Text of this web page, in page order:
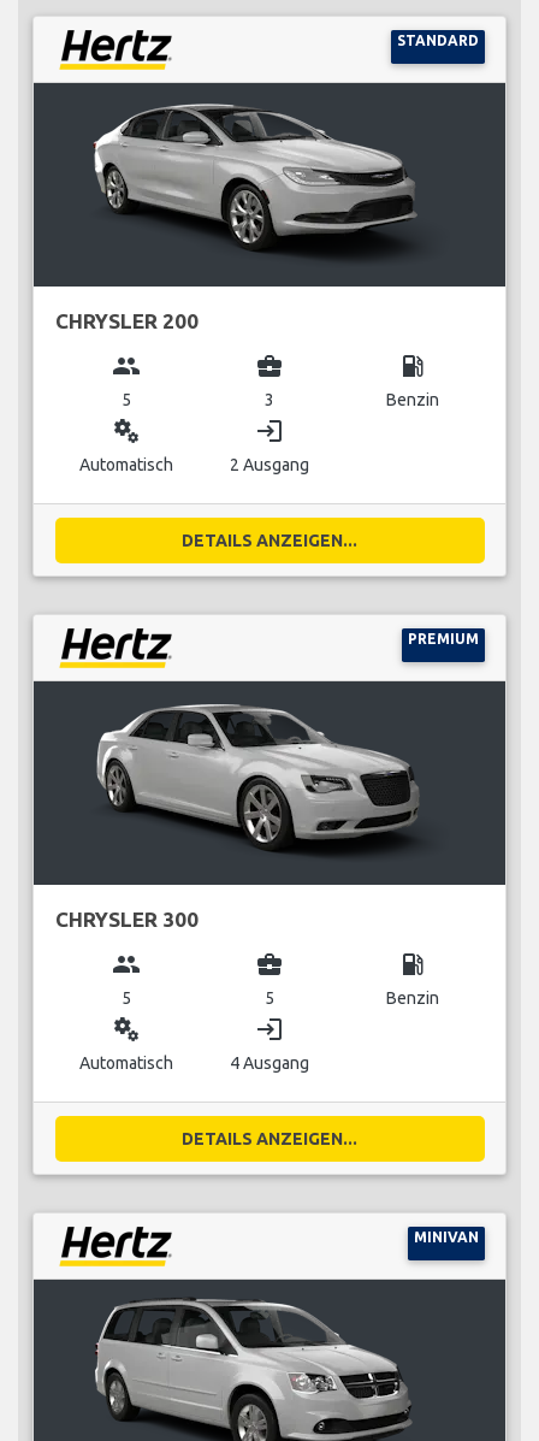
STANDARD
CHRYSLER 200
group
5
business_center
3
local_gas_station
Benzin
miscellaneous_services
Automatisch
login
2 Ausgang
DETAILS ANZEIGEN...
PREMIUM
CHRYSLER 300
group
5
business_center
5
local_gas_station
Benzin
miscellaneous_services
Automatisch
login
4 Ausgang
DETAILS ANZEIGEN...
MINIVAN